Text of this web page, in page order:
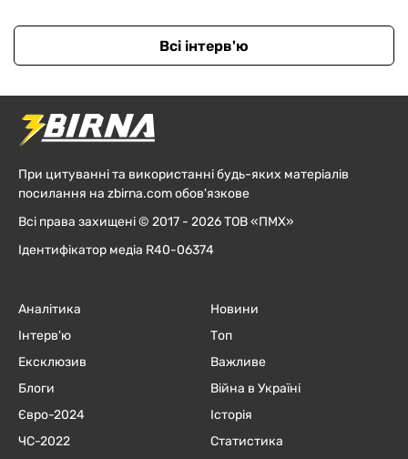
Всі інтерв'ю
При цитуванні та використанні будь-яких матеріалів
посилання на zbirna.com обов'язкове
Всі права захищені © 2017 - 2026 ТОВ «ПМХ»
Ідентифікатор медіа R40-06374
Аналітика
Інтерв'ю
Ексклюзив
Блоги
Євро-2024
ЧC-2022
Новини
Топ
Важливе
Війна в Україні
Історія
Статистика